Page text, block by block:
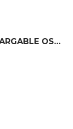
PROYECTOS LUZ NOCTURNA RECARGABLE OSO BJÖRN – FLOW AMSTERDAM